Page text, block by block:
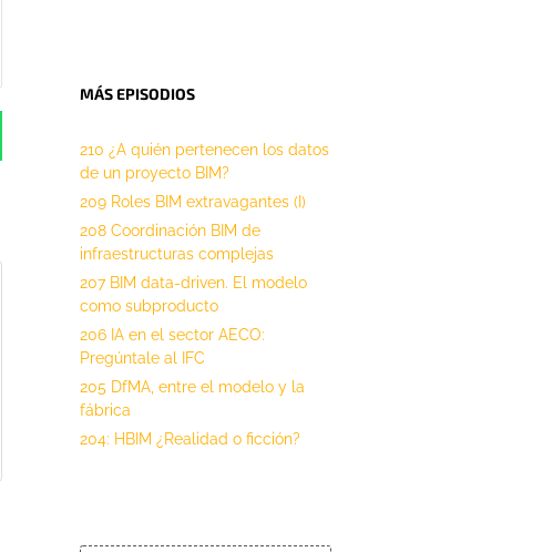
MÁS EPISODIOS
210 ¿A quién pertenecen los datos
de un proyecto BIM?
209 Roles BIM extravagantes (I)
208 Coordinación BIM de
infraestructuras complejas
207 BIM data-driven. El modelo
como subproducto
206 IA en el sector AECO:
Pregúntale al IFC
205 DfMA, entre el modelo y la
fábrica
204: HBIM ¿Realidad o ficción?